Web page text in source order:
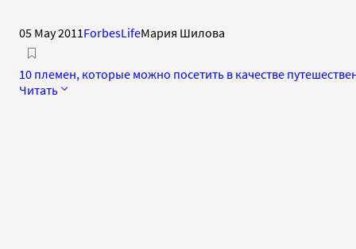
05 May 2011 ForbesLifeМария Шилова
10 племен, которые можно посетить в качестве
Читать